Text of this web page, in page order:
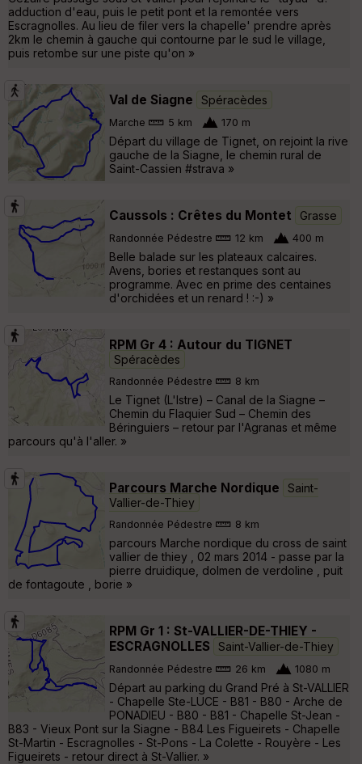
adduction d'eau, puis le petit pont et la remontée vers
Escragnolles. Au lieu de filer vers la chapelle' prendre après
2km le chemin à gauche qui contourne par le sud le village,
puis retombe sur une piste qu'on »
Val de Siagne Spéracèdes
Marche 5 km 170 m
Départ du village de Tignet, on rejoint la rive
gauche de la Siagne, le chemin rural de
Saint-Cassien #strava »
Caussols : Crêtes du Montet Grasse
Randonnée Pédestre 12 km 400 m
Belle balade sur les plateaux calcaires.
Avens, bories et restanques sont au
programme. Avec en prime des centaines
d'orchidées et un renard ! :-) »
RPM Gr 4 : Autour du TIGNET
Spéracèdes
Randonnée Pédestre 8 km
Le Tignet (L'Istre) – Canal de la Siagne –
Chemin du Flaquier Sud – Chemin des
Béringuiers – retour par l'Agranas et même
parcours qu'à l'aller. »
Parcours Marche Nordique
Saint-
Vallier-de-Thiey
Randonnée Pédestre 8 km
parcours Marche nordique du cross de saint
vallier de thiey , 02 mars 2014 - passe par la
pierre druidique, dolmen de verdoline , puit
de fontagoute , borie »
RPM Gr 1 : St-VALLIER-DE-THIEY -
ESCRAGNOLLES
Saint-Vallier-de-Thiey
Randonnée Pédestre 26 km 1080 m
Départ au parking du Grand Pré à St-VALLIER
- Chapelle Ste-LUCE - B81 - B80 - Arche de
PONADIEU - B80 - B81 - Chapelle St-Jean -
B83 - Vieux Pont sur la Siagne - B84 Les Figueirets - Chapelle
St-Martin - Escragnolles - St-Pons - La Colette - Rouyère - Les
Figueirets - retour direct à St-Vallier. »